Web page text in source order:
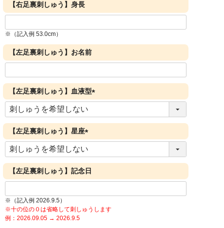
【右足裏刺しゅう】身長
※（記入例 53.0cm）
【左足裏刺しゅう】お名前
【左足裏刺しゅう】血液型
(
須
【左足裏刺しゅう】星座
(
須
)
【左足裏刺しゅう】記念日
※（記入例 2026.9.5）
※十の位の０は省略して刺しゅうします
例：2026.09.05 → 2026.9.5